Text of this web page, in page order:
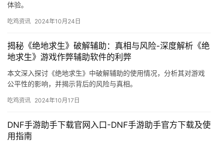
体验。
吃鸡资讯 2024年10月24日
揭秘《绝地求生》破解辅助：真相与风险-深度解析《绝
地求生》游戏作弊辅助软件的利弊
本文深入探讨《绝地求生》中破解辅助的使用情况，分析其对游戏
公平性的影响，并揭示背后的风险与真相。
吃鸡资讯 2024年10月17日
DNF手游助手下载官网入口-DNF手游助手官方下载及使
用指南